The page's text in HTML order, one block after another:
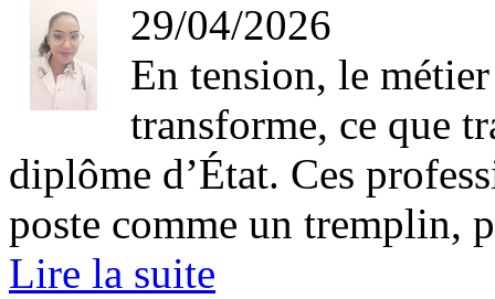
29/04/2026
En tension, le
transforme, ce que
diplôme d’État. Ces
poste comme un tremplin,
Lire la suite